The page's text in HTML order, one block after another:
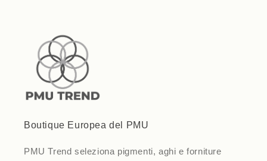
Boutique Europea del PMU
PMU Trend seleziona pigmenti, aghi e forniture